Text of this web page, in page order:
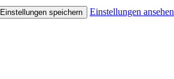
Einstellungen speichern Einstellungen ansehen